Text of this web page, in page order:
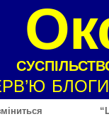
БЛОГИ